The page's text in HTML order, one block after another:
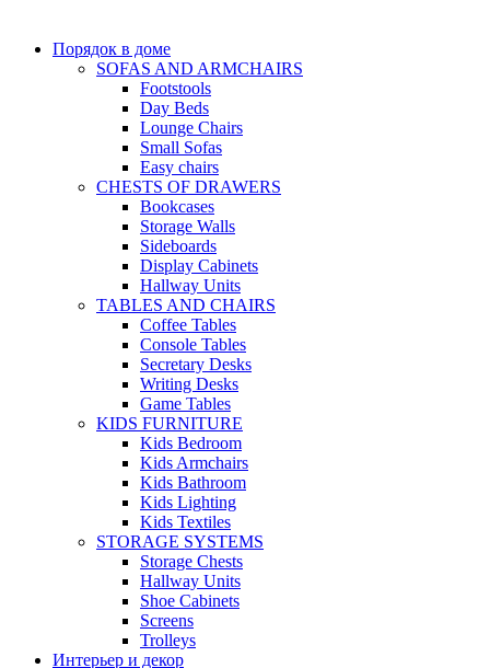
Порядок в доме
SOFAS AND ARMCHAIRS
Footstools
Day Beds
Lounge Chairs
Small Sofas
Easy chairs
CHESTS OF DRAWERS
Bookcases
Storage Walls
Sideboards
Display Cabinets
Hallway Units
TABLES AND CHAIRS
Coffee Tables
Console Tables
Secretary Desks
Writing Desks
Game Tables
KIDS FURNITURE
Kids Bedroom
Kids Armchairs
Kids Bathroom
Kids Lighting
Kids Textiles
STORAGE SYSTEMS
Storage Chests
Hallway Units
Shoe Cabinets
Screens
Trolleys
Интерьер и декор